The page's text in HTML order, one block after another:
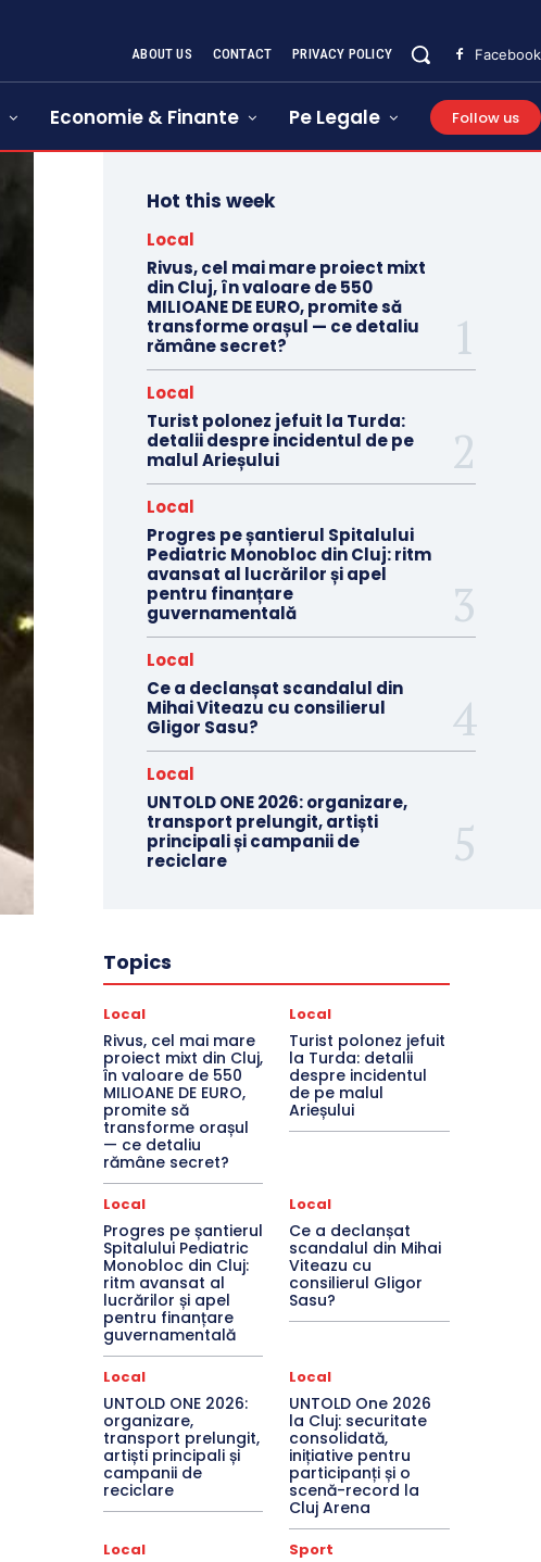
ABOUT US CONTACT PRIVACY POLICY Facebook
Economie & Finante Pe Legale Follow us
Hot this week
Local
Rivus, cel mai mare proiect mixt
din Cluj, în valoare de 550
MILIOANE DE EURO, promite să
transforme orașul — ce detaliu
rămâne secret?
Local
Turist polonez jefuit la Turda:
detalii despre incidentul de pe
malul Arieșului
Local
Progres pe șantierul Spitalului
Pediatric Monobloc din Cluj: ritm
avansat al lucrărilor și apel
pentru finanțare
guvernamentală
Local
Ce a declanșat scandalul din
Mihai Viteazu cu consilierul
Gligor Sasu?
Local
UNTOLD ONE 2026: organizare,
transport prelungit, artiști
principali și campanii de
reciclare
Topics
Local
Rivus, cel mai mare
proiect mixt din Cluj,
în valoare de 550
MILIOANE DE EURO,
promite să
transforme orașul
— ce detaliu
rămâne secret?
Local
Turist polonez jefuit
la Turda: detalii
despre incidentul
de pe malul
Arieșului
Local
Progres pe șantierul
Spitalului Pediatric
Monobloc din Cluj:
ritm avansat al
lucrărilor și apel
pentru finanțare
guvernamentală
Local
Ce a declanșat
scandalul din Mihai
Viteazu cu
consilierul Gligor
Sasu?
Local
UNTOLD ONE 2026:
organizare,
transport prelungit,
artiști principali și
campanii de
reciclare
Local
UNTOLD One 2026
la Cluj: securitate
consolidată,
inițiative pentru
participanți și o
scenă-record la
Cluj Arena
Local Sport